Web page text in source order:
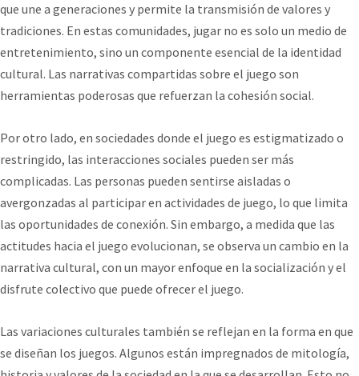
que une a generaciones y permite la transmisión de valores y
tradiciones. En estas comunidades, jugar no es solo un medio de
entretenimiento, sino un componente esencial de la identidad
cultural. Las narrativas compartidas sobre el juego son
herramientas poderosas que refuerzan la cohesión social.
Por otro lado, en sociedades donde el juego es estigmatizado o
restringido, las interacciones sociales pueden ser más
complicadas. Las personas pueden sentirse aisladas o
avergonzadas al participar en actividades de juego, lo que limita
las oportunidades de conexión. Sin embargo, a medida que las
actitudes hacia el juego evolucionan, se observa un cambio en la
narrativa cultural, con un mayor enfoque en la socialización y el
disfrute colectivo que puede ofrecer el juego.
Las variaciones culturales también se reflejan en la forma en que
se diseñan los juegos. Algunos están impregnados de mitología,